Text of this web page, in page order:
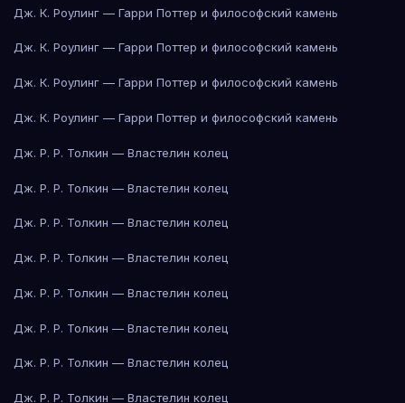
Дж. К. Роулинг — Гарри Поттер и философский камень
Дж. К. Роулинг — Гарри Поттер и философский камень
Дж. К. Роулинг — Гарри Поттер и философский камень
Дж. К. Роулинг — Гарри Поттер и философский камень
Дж. Р. Р. Толкин — Властелин колец
Дж. Р. Р. Толкин — Властелин колец
Дж. Р. Р. Толкин — Властелин колец
Дж. Р. Р. Толкин — Властелин колец
Дж. Р. Р. Толкин — Властелин колец
Дж. Р. Р. Толкин — Властелин колец
Дж. Р. Р. Толкин — Властелин колец
Дж. Р. Р. Толкин — Властелин колец